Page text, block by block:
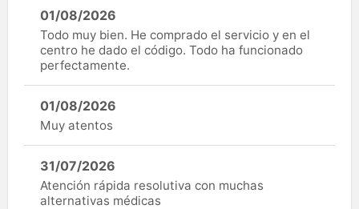
01/08/2026
Todo muy bien. He comprado el servicio y en el
centro he dado el código. Todo ha funcionado
perfectamente.
01/08/2026
Muy atentos
31/07/2026
Atención rápida resolutiva con muchas
alternativas médicas